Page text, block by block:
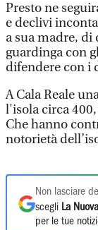
Presto ne
e declivi
a sua madre,
guardinga con
difendere con i
A Cala Reale
l'isola circa
Che hanno
notorietà
Non lasciare
scegli La
per le tue